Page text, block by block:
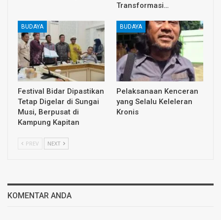
Transformasi…
BUDAYA
Festival Bidar Dipastikan
Tetap Digelar di Sungai
Musi, Berpusat di
Kampung Kapitan
BUDAYA
Pelaksanaan Kenceran
yang Selalu Keleleran
Kronis
PREV NEXT
KOMENTAR ANDA